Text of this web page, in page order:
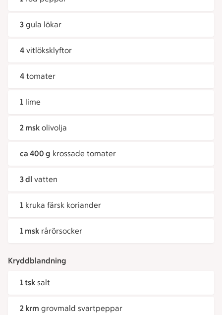
3 gula lökar
4 vitlöksklyftor
4 tomater
1 lime
2 msk olivolja
ca 400 g krossade tomater
3 dl vatten
1 kruka färsk koriander
1 msk rårörsocker
Kryddblandning
1 tsk salt
2 krm grovmald svartpeppar